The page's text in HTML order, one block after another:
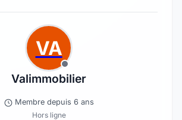
VA
Valimmobilier
Membre depuis 6 ans
Hors ligne